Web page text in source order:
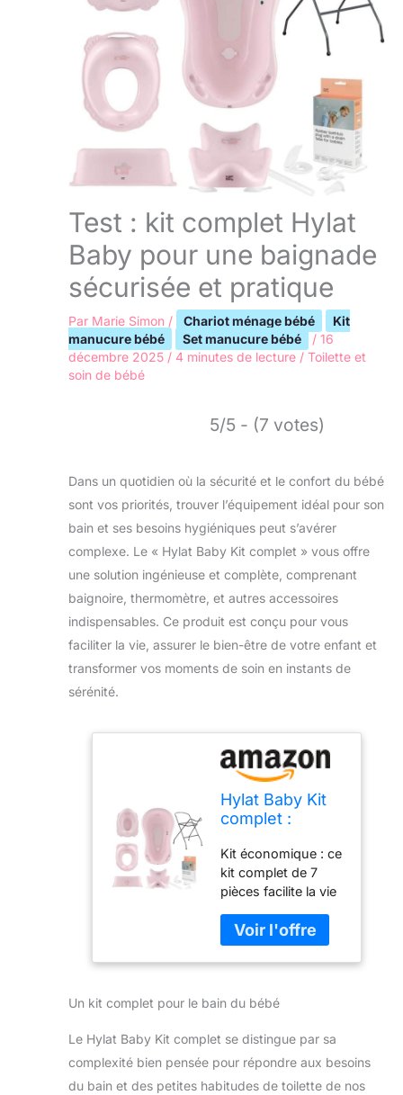
Test : kit complet Hylat
Baby pour une baignade
sécurisée et pratique
Par Marie Simon / Chariot ménage bébé
Kit
manucure bébé
Set manucure bébé / 16
décembre 2025 / 4 minutes de lecture / Toilette et
soin de bébé
5/5 - (7 votes)
Dans un quotidien où la sécurité et le confort du bébé
sont vos priorités, trouver l’équipement idéal pour son
bain et ses besoins hygiéniques peut s’avérer
complexe. Le « Hylat Baby Kit complet » vous offre
une solution ingénieuse et complète, comprenant
baignoire, thermomètre, et autres accessoires
indispensables. Ce produit est conçu pour vous
faciliter la vie, assurer le bien-être de votre enfant et
transformer vos moments de soin en instants de
sérénité.
Hylat Baby Kit
complet :
pour bébé avec
thermomètre,
structure, siège
de bain et
bonde, siège
de toilette pour
enfant, pot
tabouret pour
Solution idéale
pour de
Kit économique : ce
kit complet de 7
pièces facilite la vie
parents et
accompagne du
premier bain du
l'entraînement aux
baignoire pour bébé
avec support et
siège de bain
Un kit complet pour le bain du bébé
Le Hylat Baby Kit complet se distingue par sa
complexité bien pensée pour répondre aux besoins
du bain et des petites habitudes de toilette de nos